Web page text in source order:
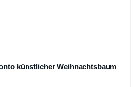
künstlicher Weihnachtsbaum